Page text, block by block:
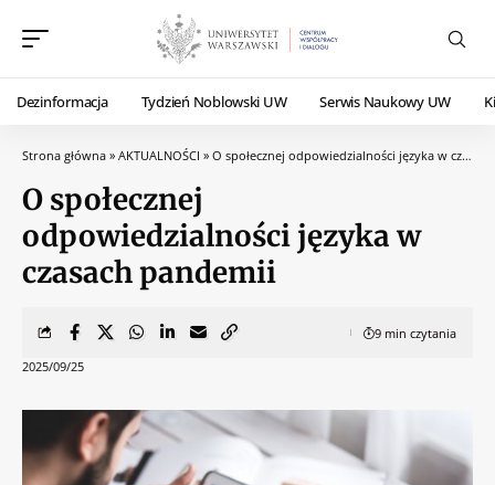
Dezinformacja Tydzień Noblowski UW Serwis Naukowy UW
Strona główna » AKTUALNOŚCI » O społecznej odpowiedzialności języka w czasach pandemii
O społecznej
odpowiedzialności języka w
czasach pandemii
2025/09/25
9 min czytania